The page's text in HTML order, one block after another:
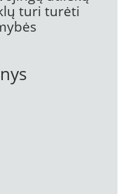
turi turėti